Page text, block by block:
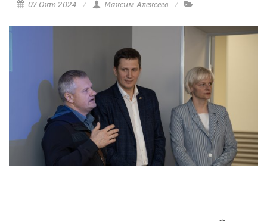
07 Окт 2024 Максим Алексеев